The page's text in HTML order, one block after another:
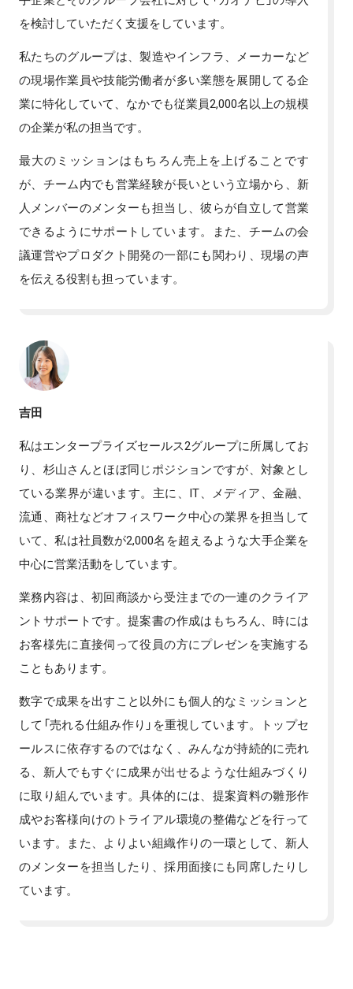
を検討していただく支援をしています。
私たちのグループは、製造やインフラ、メーカーなど
の現場作業員や技能労働者が多い業態を展開してる企
業に特化していて、なかでも従業員2,000名以上の規模
の企業が私の担当です。
最大のミッションはもちろん売上を上げることです
が、チーム内でも営業経験が長いという立場から、新
人メンバーのメンターも担当し、彼らが自立して営業
できるようにサポートしています。また、チームの会
議運営やプロダクト開発の一部にも関わり、現場の声
を伝える役割も担っています。
吉田
私はエンタープライズセールス2グループに所属してお
り、杉山さんとほぼ同じポジションですが、対象とし
ている業界が違います。主に、IT、メディア、金融、
流通、商社などオフィスワーク中心の業界を担当して
いて、私は社員数が2,000名を超えるような大手企業を
中心に営業活動をしています。
業務内容は、初回商談から受注までの一連のクライア
ントサポートです。提案書の作成はもちろん、時には
お客様先に直接伺って役員の方にプレゼンを実施する
こともあります。
数字で成果を出すこと以外にも個人的なミッションと
して「売れる仕組み作り」を重視しています。トップセ
ールスに依存するのではなく、みんなが持続的に売れ
る、新人でもすぐに成果が出せるような仕組みづくり
に取り組んでいます。具体的には、提案資料の雛形作
成やお客様向けのトライアル環境の整備などを行って
います。また、よりよい組織作りの一環として、新人
のメンターを担当したり、採用面接にも同席したりし
ています。